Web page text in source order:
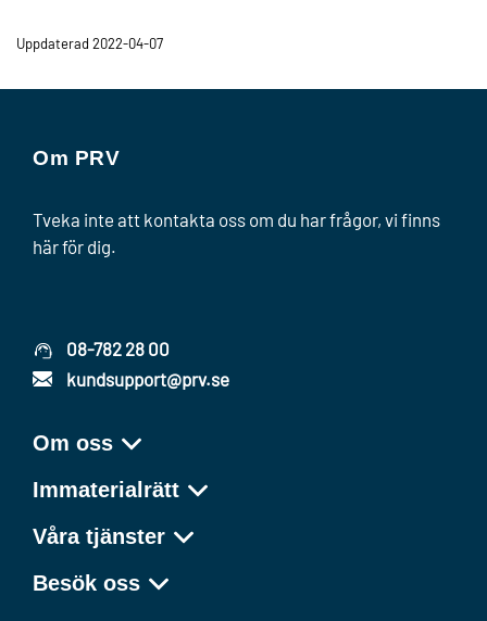
Uppdaterad 2022-04-07
Om PRV
Tveka inte att kontakta oss om du har frågor, vi finns
här för dig.
08-782 28 00
kundsupport@prv.se
Om oss
Immaterialrätt
Våra tjänster
Besök oss